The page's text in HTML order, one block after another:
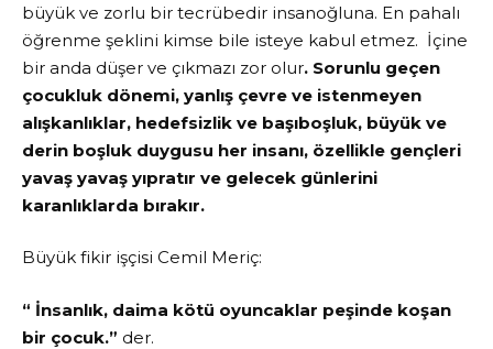
büyük ve zorlu bir tecrübedir insanoğluna. En pahalı
öğrenme şeklini kimse bile isteye kabul etmez. İçine
bir anda düşer ve çıkmazı zor olur. Sorunlu geçen
çocukluk dönemi, yanlış çevre ve istenmeyen
alışkanlıklar, hedefsizlik ve başıboşluk, büyük ve
derin boşluk duygusu her insanı, özellikle gençleri
yavaş yavaş yıpratır ve gelecek günlerini
karanlıklarda bırakır.
Büyük fikir işçisi Cemil Meriç:
“ İnsanlık, daima kötü oyuncaklar peşinde koşan
bir çocuk.” der.